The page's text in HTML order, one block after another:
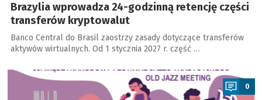
Brazylia wprowadza 24-godzinną retencję części
transferów kryptowalut
Banco Central do Brasil zaostrzy zasady dotyczące transferów
aktywów wirtualnych. Od 1 stycznia 2027 r. część …
a
0